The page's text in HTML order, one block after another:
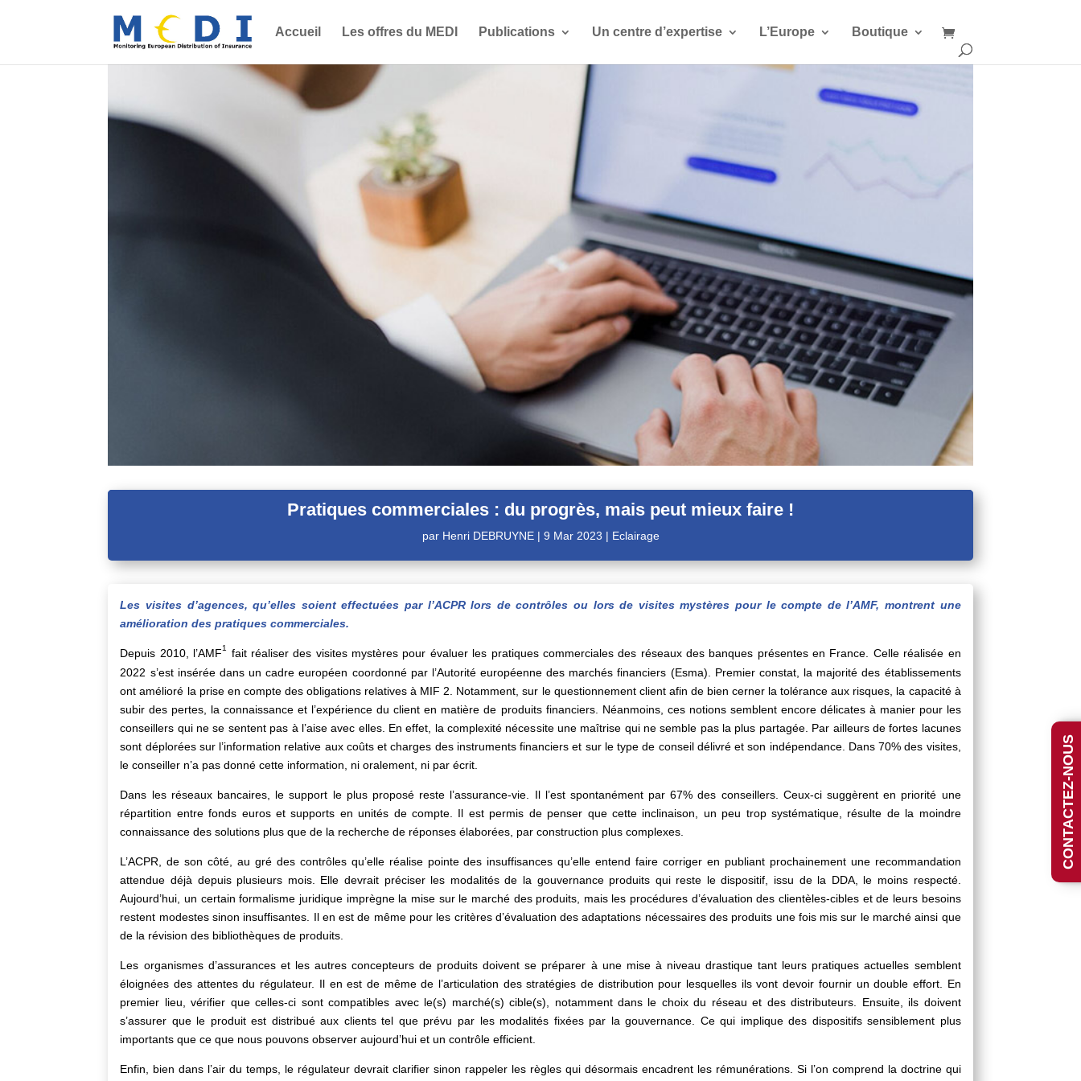
Accueil Les offres du MEDI Publications Un centre d’expertise L’Europe Boutique
Pratiques commerciales : du progrès, mais peut mieux faire !
par Henri DEBRUYNE| 9 Mar 2023 | Eclairage
Les visites d’agences, qu’elles soient effectuées par l’ACPR lors de contrôles ou lors de visites mystères pour le compte de l’AMF, montrent une
amélioration des pratiques commerciales.
Depuis 2010, l’AMF1
fait réaliser des visites mystères pour évaluer les pratiques commerciales des réseaux des banques présentes en France. Celle réalisée en
2022 s’est insérée dans un cadre européen coordonné par l’Autorité européenne des marchés financiers (Esma). Premier constat, la majorité des établissements
ont amélioré la prise en compte des obligations relatives à MIF 2. Notamment, sur le questionnement client afin de bien cerner la tolérance aux risques, la capacité à
subir des pertes, la connaissance et l’expérience du client en matière de produits financiers. Néanmoins, ces notions semblent encore délicates à manier pour les
conseillers qui ne se sentent pas à l’aise avec elles. En effet, la complexité nécessite une maîtrise qui ne semble pas la plus partagée. Par ailleurs de fortes lacunes
sont déplorées sur l’information relative aux coûts et charges des instruments financiers et sur le type de conseil délivré et son indépendance. Dans 70% des visites,
le conseiller n’a pas donné cette information, ni oralement, ni par écrit.
Dans les réseaux bancaires, le support le plus proposé reste l’assurance-vie. Il l’est spontanément par 67% des conseillers. Ceux-ci suggèrent en priorité une
répartition entre fonds euros et supports en unités de compte. Il est permis de penser que cette inclinaison, un peu trop systématique, résulte de la moindre
connaissance des solutions plus que de la recherche de réponses élaborées, par construction plus complexes.
L’ACPR, de son côté, au gré des contrôles qu’elle réalise pointe des insuffisances qu’elle entend faire corriger en publiant prochainement une recommandation
attendue déjà depuis plusieurs mois. Elle devrait préciser les modalités de la gouvernance produits qui reste le dispositif, issu de la DDA, le moins respecté.
Aujourd’hui, un certain formalisme juridique imprègne la mise sur le marché des produits, mais les procédures d’évaluation des clientèles-cibles et de leurs besoins
restent modestes sinon insuffisantes. Il en est de même pour les critères d’évaluation des adaptations nécessaires des produits une fois mis sur le marché ainsi que
de la révision des bibliothèques de produits.
Les organismes d’assurances et les autres concepteurs de produits doivent se préparer à une mise à niveau drastique tant leurs pratiques actuelles semblent
éloignées des attentes du régulateur. Il en est de même de l’articulation des stratégies de distribution pour lesquelles ils vont devoir fournir un double effort. En
premier lieu, vérifier que celles-ci sont compatibles avec le(s) marché(s) cible(s), notamment dans le choix du réseau et des distributeurs. Ensuite, ils doivent
s’assurer que le produit est distribué aux clients tel que prévu par les modalités fixées par la gouvernance. Ce qui implique des dispositifs sensiblement plus
importants que ce que nous pouvons observer aujourd’hui et un contrôle efficient.
Enfin, bien dans l’air du temps, le régulateur devrait clarifier sinon rappeler les règles qui désormais encadrent les rémunérations. Si l’on comprend la doctrine qui
CONTACTEZ-NOUS